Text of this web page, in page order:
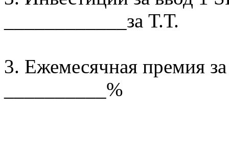
____________за Т.Т.
3. Ежемесячная премия
__________%